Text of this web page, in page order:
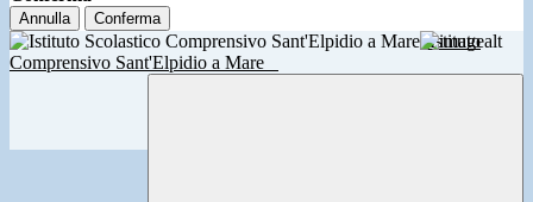
Annulla Conferma
Istituto
Comprensivo Sant'Elpidio a Mare